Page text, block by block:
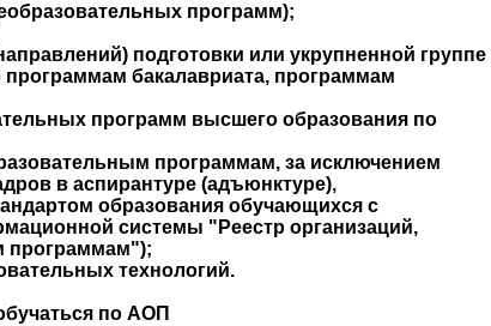
программ);
подготовки или укрупненной группе
бакалавриата, программам
программ высшего образования по
программам, за исключением
в аспирантуре (адъюнктуре),
образования обучающихся с
системы "Реестр организаций,
программам");
технологий.
по АОП